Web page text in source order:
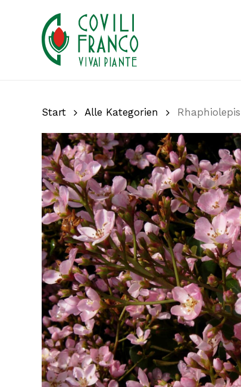
Start Alle Kategorien